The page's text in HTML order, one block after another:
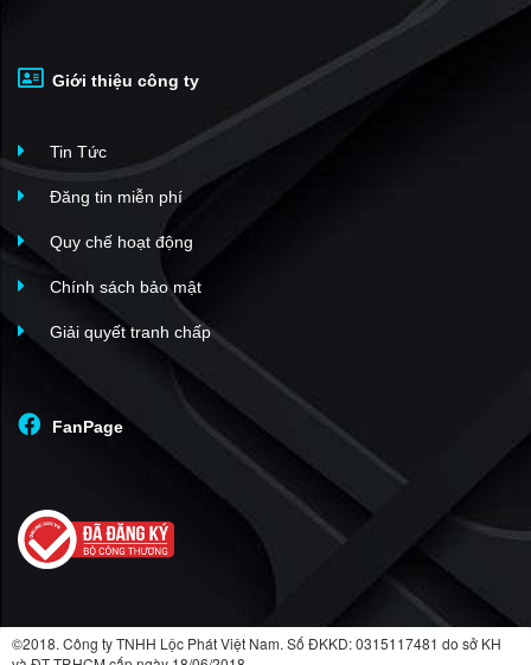
Q7 Boulevard
The Panorama
River Panorama
Cardinal Court
Belleza Apartment
Riviera Point
The Aurora Phú Mỹ Hưng
Golden King
(16)
Jamona City
(15)
LuxGarden
The Ascentia
(14)
Giới thiệu công ty
Tin Tức
Đăng tin miễn phí
Quy chế hoạt động
Chính sách bảo mật
Giải quyết tranh chấp
FanPage
©2018. Công ty TNHH Lộc Phát Việt Nam. Số ĐKKD: 0315117481 do sở KH